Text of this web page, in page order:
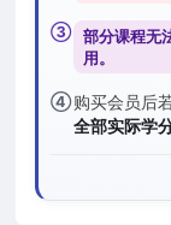
③ 部分课程无
用。
④购买会员后
全部实际学